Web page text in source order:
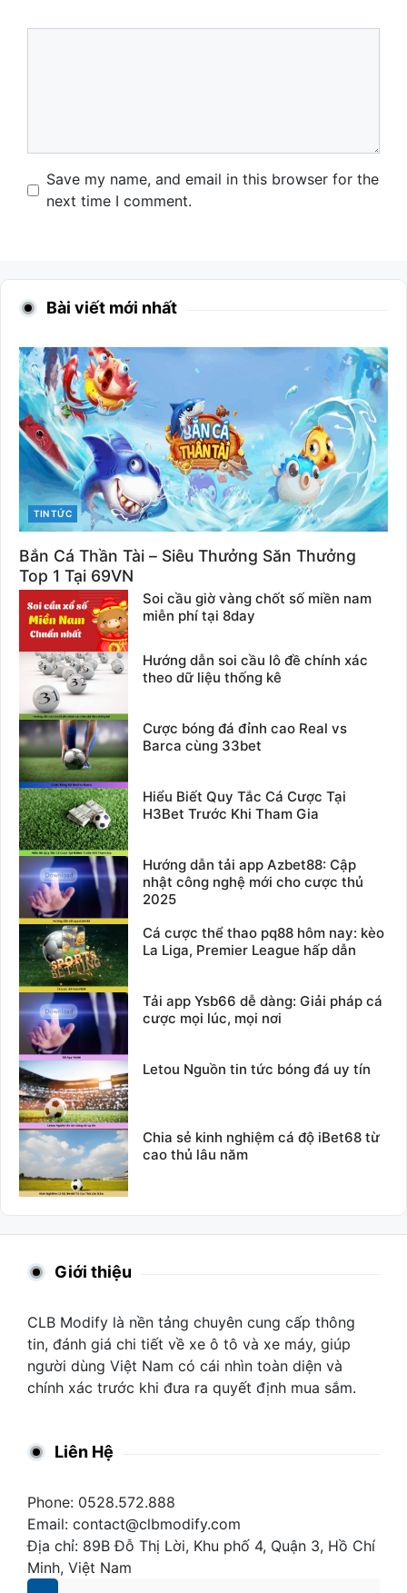
Name
Email
Website
Save my name, and email in this browser for the
next time I comment.
Bài viết mới nhất
CATEGORIES
TIN TỨC
Bắn Cá Thần Tài – Siêu Thưởng Săn Thưởng
Top 1 Tại 69VN
Soi cầu giờ vàng chốt số miền nam
miễn phí tại 8day
Hướng dẫn soi cầu lô đề chính xác
theo dữ liệu thống kê
Cược bóng đá đỉnh cao Real vs
Barca cùng 33bet
Hiểu Biết Quy Tắc Cá Cược Tại
H3Bet Trước Khi Tham Gia
Hướng dẫn tải app Azbet88: Cập
nhật công nghệ mới cho cược thủ
2025
Cá cược thể thao pq88 hôm nay: kèo
La Liga, Premier League hấp dẫn
Tải app Ysb66 dễ dàng: Giải pháp cá
cược mọi lúc, mọi nơi
Letou Nguồn tin tức bóng đá uy tín
Chia sẻ kinh nghiệm cá độ iBet68 từ
cao thủ lâu năm
Giới thiệu
CLB Modify là nền tảng chuyên cung cấp thông
tin, đánh giá chi tiết về xe ô tô và xe máy, giúp
người dùng Việt Nam có cái nhìn toàn diện và
chính xác trước khi đưa ra quyết định mua sắm.
Liên Hệ
Phone: 0528.572.888
Email: contact@clbmodify.com
Địa chỉ: 89B Đỗ Thị Lời, Khu phố 4, Quận 3, Hồ Chí
Minh, Việt Nam